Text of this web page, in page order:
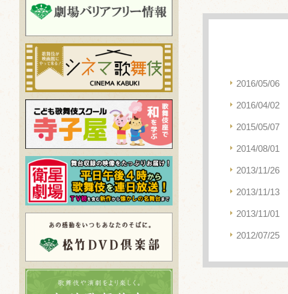
2016/05/06
2016/04/02
2015/05/07
2014/08/01
2013/11/26
2013/11/13
2013/11/01
2012/07/25